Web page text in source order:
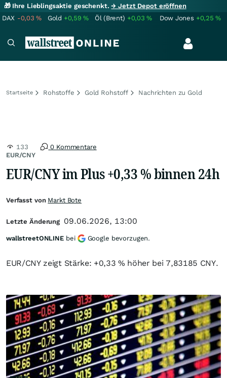
🎁 Ihre Lieblingsaktie geschenkt.→ Jetzt Depot eröffnen
DAX -0,03% Gold +0,59% Öl (Brent) +0,03% Dow Jones +0,25%
Startseite Rohstoffe Gold Rohstoff Nachrichten zu Gold
EUR/CNY
133 0 Kommentare
EUR/CNY im Plus +0,33 % binnen 24h
EUR/CNY zeigt Stärke: +0,33 % höher bei 7,83185 CNY.
Verfasst von Markt Bote
Letzte Änderung 09.06.2026, 13:00
wallstreetONLINE bei Google bevorzugen.